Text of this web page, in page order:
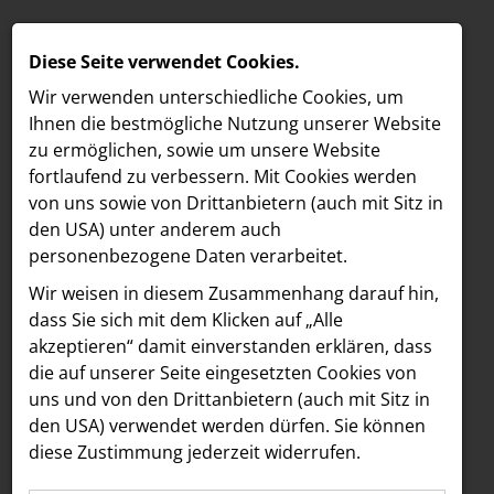
MELDUNGEN
LOEBELL NORDBERG
INNER
aehre
Astoria Artshow
B/S/H Hausgeräte
Meldungen / Paradies Garten
MELDUNGSÜBERSICHT PARADIES
GARTEN
Alle 2026 2024 2023 2022
23.07.2026 Paradies Garten
Diese Seite verwendet Cookies.
Wir verwenden unterschiedliche Cookies, um
Ihnen die best­mögliche Nutzung unserer Website
zu ermöglichen, sowie um unsere Website
fortlaufend zu verbessern. Mit Cookies werden
von uns sowie von Drittanbietern (auch mit Sitz in
den USA) unter anderem auch
personenbezogene Daten verarbeitet.
Wir weisen in diesem Zusammenhang darauf hin,
dass Sie sich mit dem Klicken auf „Alle
akzeptieren“ damit ein­ver­standen erklären, dass
die auf unserer Seite eingesetzten Cookies von
uns und von den Drittanbietern (auch mit Sitz in
den USA) verwendet werden dürfen. Sie können
diese Zustimmung jederzeit widerrufen.